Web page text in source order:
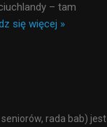
– tam
się więcej »
rada bab) jest